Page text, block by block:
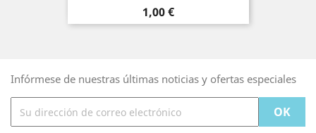
Precio
1,00 €
Infórmese de nuestras últimas noticias y ofertas especiales